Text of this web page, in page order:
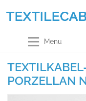
Menu
PORZELLAN